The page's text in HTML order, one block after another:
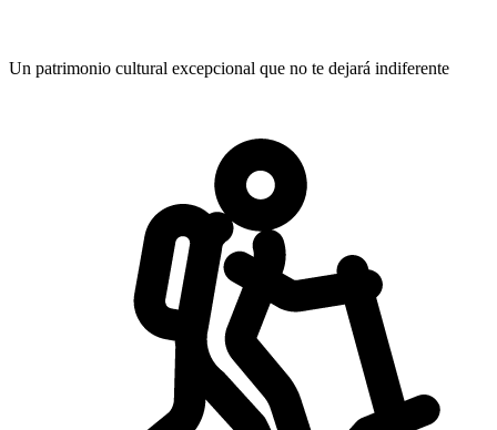
Un patrimonio cultural excepcional que no te dejará indiferente